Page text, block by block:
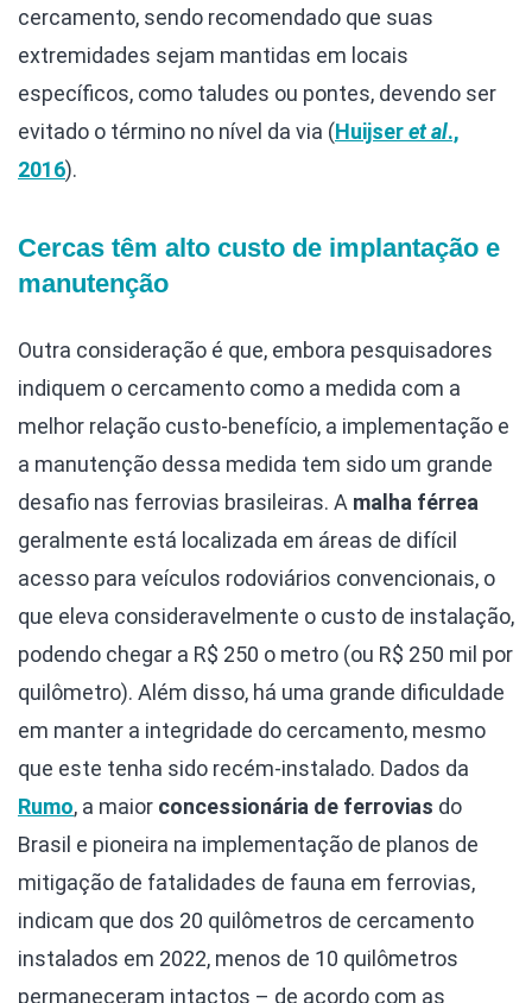
cercamento, sendo recomendado que suas
extremidades sejam mantidas em locais
específicos, como taludes ou pontes, devendo ser
evitado o término no nível da via (Huijseret al.,
2016).
Cercas têm alto custo de implantação e
manutenção
Outra consideração é que, embora pesquisadores
indiquem o cercamento como a medida com a
melhor relação custo-benefício, a implementação e
a manutenção dessa medida tem sido um grande
desafio nas ferrovias brasileiras. A malha férrea
geralmente está localizada em áreas de difícil
acesso para veículos rodoviários convencionais, o
que eleva consideravelmente o custo de instalação,
podendo chegar a R$ 250 o metro (ou R$ 250 mil por
quilômetro). Além disso, há uma grande dificuldade
em manter a integridade do cercamento, mesmo
que este tenha sido recém-instalado. Dados da
Rumo, a maior concessionária de ferrovias do
Brasil e pioneira na implementação de planos de
mitigação de fatalidades de fauna em ferrovias,
indicam que dos 20 quilômetros de cercamento
instalados em 2022, menos de 10 quilômetros
permaneceram intactos – de acordo com as